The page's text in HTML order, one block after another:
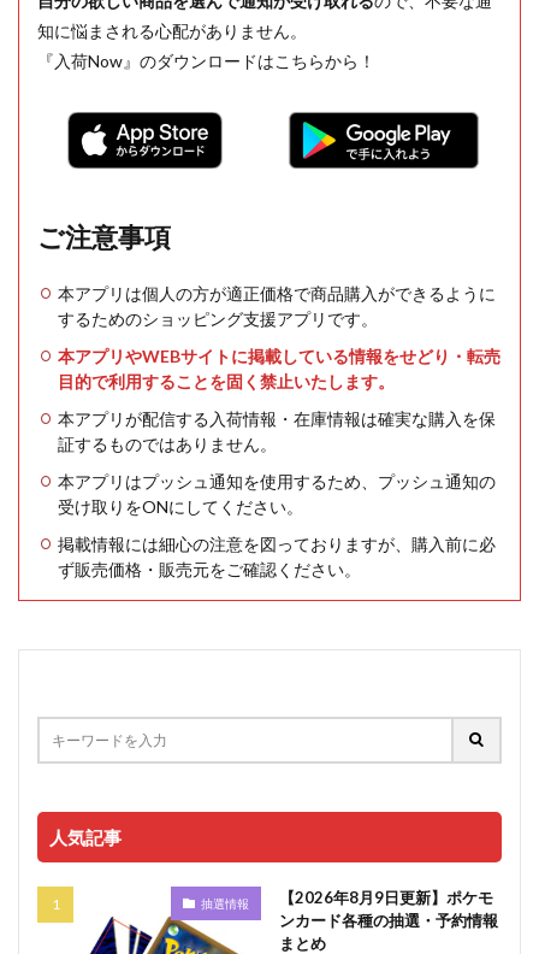
知に悩まされる心配がありません。
『入荷Now』のダウンロードはこちらから！
ご注意事項
本アプリは個人の方が適正価格で商品購入ができるように
するためのショッピング支援アプリです。
本アプリやWEBサイトに掲載している情報をせどり・転売
目的で利用することを固く禁止いたします。
本アプリが配信する入荷情報・在庫情報は確実な購入を保
証するものではありません。
本アプリはプッシュ通知を使用するため、プッシュ通知の
受け取りをONにしてください。
掲載情報には細心の注意を図っておりますが、購入前に必
ず販売価格・販売元をご確認ください。
人気記事
抽選情報
【2026年8月9日更新】ポケモ
ンカード各種の抽選・予約情報
まとめ